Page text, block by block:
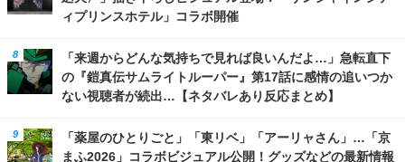
ィプリンスホテル」コラボ開催
「来週からどんな気持ちで見れば良いんだよ…」急転直下
の『鎧真伝サムライトルーパー』第17話に感情の追いつか
ない視聴者が続出…【ネタバレあり反応まとめ】
「薬屋のひとりごと」「東リベ」「アーリャさん」…「京
まふ2026」コラボビジュアル公開！グッズなどの最新情報